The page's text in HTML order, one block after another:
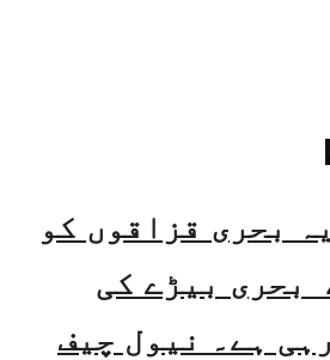
بحری قزاقوں کو
بحری بیڑے کی
ہے۔ نیول چیف